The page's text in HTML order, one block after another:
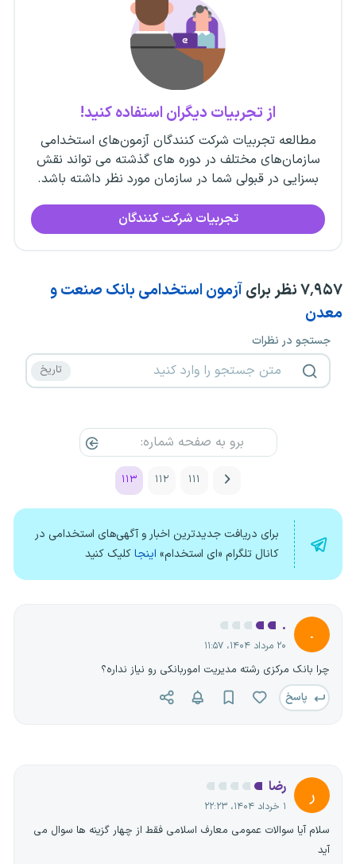
از تجربیات دیگران استفاده کنید!
مطالعه تجربیات شرکت کنندگان آزمون‌های استخدامی
سازمان‌های مختلف در دوره های گذشته می تواند نقش
بسزایی در قبولی شما در سازمان مورد نظر داشته باشد.
تجربیات شرکت کنندگان
۷٬۹۵۷نظر برایآزمون استخدامی بانک صنعت و
معدن
جستجو در نظرات
۱۱۱ ۱۱۲ ۱۱۳
برای دریافت جدیدترین اخبار و آگهی‌های استخدامی در
کانال تلگرام «ای استخدام» اینجاکلیک کنید
.
.
۲۰ مرداد ۱۴۰۴، ۱۱:۵۷
چرا بانک مرکزی رشته مدیریت اموربانکی رو نیاز نداره؟
پاسخ
ر رضا
۱ خرداد ۱۴۰۴، ۲۲:۲۳
سلام آیا سوالات عمومی معارف اسلامی فقط از چهار گزینه ها سوال می
آید